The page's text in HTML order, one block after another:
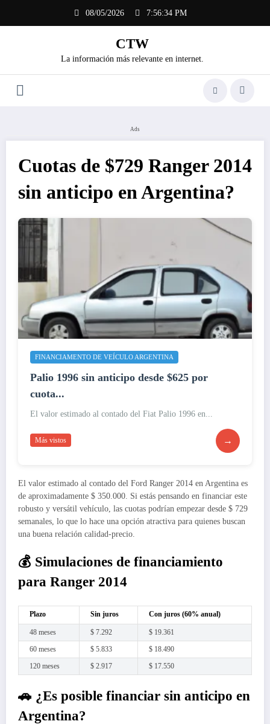
contenido
08/05/2026 7:56:35 PM
CTW
La información más relevante en internet.
Ads
Cuotas de $729 Ranger 2014
sin anticipo en Argentina?
FINANCIAMENTO DE VEÍCULO ARGENTINA
Palio 1996 sin anticipo desde $625 por
cuota...
El valor estimado al contado del Fiat Palio 1996 en...
Más vistos →
El valor estimado al contado del Ford Ranger 2014 en Argentina es
de aproximadamente $ 350.000. Si estás pensando en financiar este
robusto y versátil vehículo, las cuotas podrían empezar desde $ 729
semanales, lo que lo hace una opción atractiva para quienes buscan
una buena relación calidad-precio.
💰 Simulaciones de financiamiento
para Ranger 2014
Plazo Sin juros Con juros (60% anual)
48 meses $ 7.292
$ 19.361
60 meses
$ 5.833
$ 18.490
120 meses
$ 2.917 $ 17.550
🚗 ¿Es posible financiar sin anticipo en
Argentina?